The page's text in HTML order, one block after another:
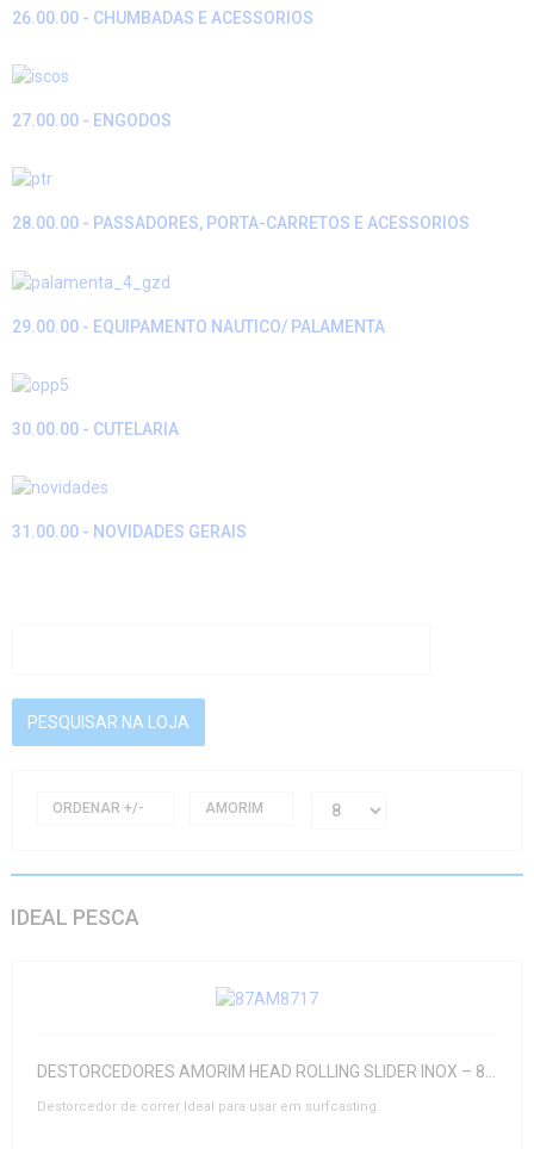
26.00.00 - CHUMBADAS E ACESSORIOS
27.00.00 - ENGODOS
28.00.00 - PASSADORES, PORTA-CARRETOS E ACESSORIOS
29.00.00 - EQUIPAMENTO NAUTICO/ PALAMENTA
30.00.00 - CUTELARIA
31.00.00 - NOVIDADES GERAIS
ORDENAR +/- AMORIM
IDEAL PESCA
Destorcedor de correr Ideal para usar em surfcasting